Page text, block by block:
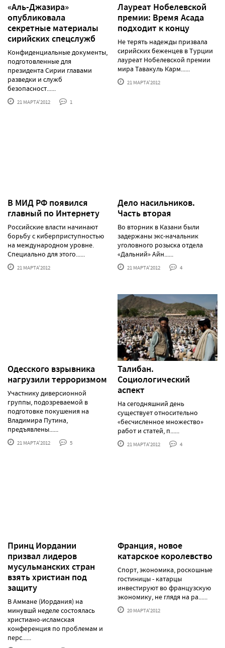
«Аль-Джазира»
опубликовала
секретные материалы
сирийских спецслужб
Конфиденциальные документы,
подготовленные для
президента Сирии главами
разведки и служб
безопасност......
21 МАРТА'2012 1
Лауреат Нобелевской
премии: Время Асада
подходит к концу
Не терять надежды призвала
сирийских беженцев в Турции
лауреат Нобелевской премии
мира Тавакуль Карм......
21 МАРТА'2012
В МИД РФ появился
главный по Интернету
Российские власти начинают
борьбу с киберприступностью
на международном уровне.
Специально для этого......
21 МАРТА'2012
Дело насильников.
Часть вторая
Во вторник в Казани были
задержаны экс-начальник
уголовного розыска отдела
«Дальний» Айн......
21 МАРТА'2012 4
Одесского взрывника
нагрузили терроризмом
Участнику диверсионной
группы, подозреваемой в
подготовке покушения на
Владимира Путина,
предъявлены......
21 МАРТА'2012 5
Талибан.
Социологический
аспект
На сегодняшний день
существует относительно
«бесчисленное множество»
работ и статей, п......
21 МАРТА'2012 4
Принц Иордании
призвал лидеров
мусульманских стран
взять христиан под
защиту
В Аммане (Иордания) на
минувшй неделе состоялась
христиано-исламская
конференция по проблемам и
перс......
Франция, новое
катарское королевство
Спорт, экономика, роскошные
гостиницы - катарцы
инвестируют во французскую
экономику, не глядя на ра......
20 МАРТА'2012